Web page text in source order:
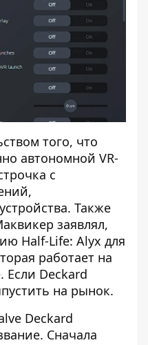
того, что
автономной VR-
с
Также
заявлял,
Half-Life: Alyx для
работает на
Если Deckard
на рынок.
Deckard
Сначала